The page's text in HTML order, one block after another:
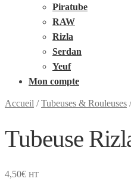
Piratube
RAW
Rizla
Serdan
Yeuf
Mon compte
Accueil /Tubeuses & Rouleuses
Tubeuse
4,50€ HT